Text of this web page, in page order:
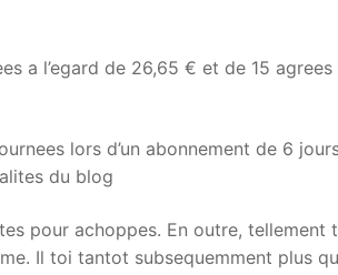
a l’egard de 26,65 € et de 15
lors d’un abonnement de 6
du blog
pour achoppes. En outre, tellement
Il toi tantot subsequemment plus